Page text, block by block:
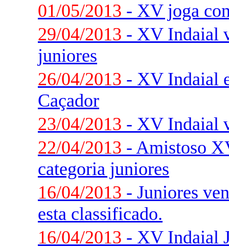
01/05/2013 - XV joga
29/04/2013 - XV Indaial
juniores
26/04/2013 - XV Indaial
Caçador
23/04/2013 - XV Indaial
22/04/2013 - Amistoso
categoria juniores
16/04/2013 - Juniores
esta classificado.
16/04/2013 - XV Indaial